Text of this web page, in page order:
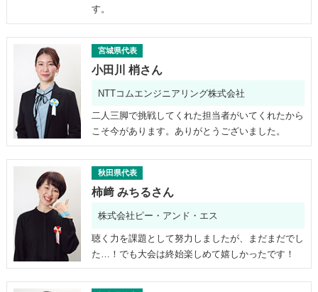
す。
宮城県代表
小田川 梢さん
NTTコムエンジニアリング株式会社
二人三脚で挑戦してくれた担当者がいてくれたから
こそ今があります。ありがとうございました。
秋田県代表
柿﨑 みちるさん
株式会社ピー・アンド・エス
聴く力を課題として努力しましたが、まだまだでし
た…！でも大会は終始楽しめて嬉しかったです！